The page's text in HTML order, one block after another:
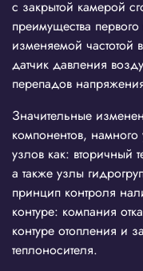
с закрытой камерой
преимущества
изменяемой
датчик давления
перепадов
Значительные
компонентов,
узлов как: вторичный
а также узлы
принцип контроля
контуре: компания
контуре отопления и
теплоносителя.